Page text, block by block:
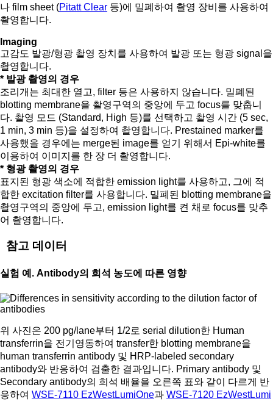
나 film sheet (Pitatt Clear 등)에 밀폐하여 촬영 장비를 사용하여
촬영합니다.
Imaging
고감도 발광/형광 촬영 장치를 사용하여 발광 또는 형광 signal을
촬영합니다.
* 발광 촬영의 경우
조리개는 최대한 열고, filter 등은 사용하지 않습니다. 밀폐된
blotting membrane을 촬영구역의 중앙에 두고 focus를 맞춥니
다. 촬영 모드 (Standard, High 등)를 선택하고 촬영 시간 (5 sec,
1 min, 3 min 등)을 설정하여 촬영합니다. Prestained marker를
사용했을 경우에는 merge된 image를 얻기 위해서 Epi-white를
이용하여 이미지를 한 장 더 촬영합니다.
* 형광 촬영의 경우
표지된 형광 색소에 적합한 emission light를 사용하고, 그에 적
합한 excitation filter를 사용합니다. 밀폐된 blotting membrane을
촬영구역의 중앙에 두고, emission light를 켠 채로 focus를 맞추
어 촬영합니다.
참고 데이터
실험 예. Antibody의 희석 농도에 따른 영향
위 사진은 200 pg/lane부터 1/2로 serial dilution한 Human
transferrin을 전기영동하여 transfer한 blotting membrane을
human transferrin antibody 및 HRP-labeled secondary
antibody와 반응하여 검출한 결과입니다. Primary antibody 및
Secondary antibody의 희석 배율을 오른쪽 표와 같이 다르게 반
응하여 WSE-7110 EzWestLumiOne과 WSE-7120 EzWestLumi